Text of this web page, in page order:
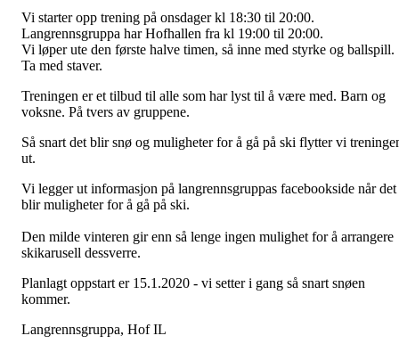
Vi starter opp trening på onsdager kl 18:30 til 20:00.
Langrennsgruppa har Hofhallen fra kl 19:00 til 20:00.
Vi løper ute den første halve timen, så inne med styrke og ballspill.
Ta med staver.
Treningen er et tilbud til alle som har lyst til å være med. Barn og
voksne. På tvers av gruppene.
Så snart det blir snø og muligheter for å gå på ski flytter vi
ut.
Vi legger ut informasjon på langrennsgruppas facebookside når det
blir muligheter for å gå på ski.
Den milde vinteren gir enn så lenge ingen mulighet for å arrangere
skikarusell dessverre.
Planlagt oppstart er 15.1.2020 - vi setter i gang så snart snøen
kommer.
Langrennsgruppa, Hof IL